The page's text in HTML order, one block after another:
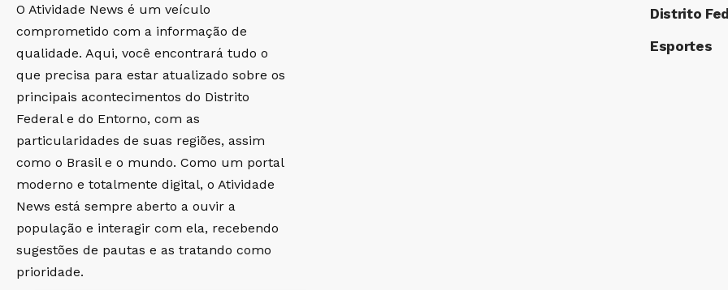
O Atividade News é um veículo
comprometido com a informação de
qualidade. Aqui, você encontrará tudo o
que precisa para estar atualizado sobre os
principais acontecimentos do Distrito
Federal e do Entorno, com as
particularidades de suas regiões, assim
como o Brasil e o mundo. Como um portal
moderno e totalmente digital, o Atividade
News está sempre aberto a ouvir a
população e interagir com ela, recebendo
sugestões de pautas e as tratando como
prioridade.
Distrito
Esportes